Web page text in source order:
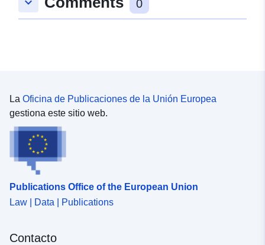
0
La Oficina de Publicaciones de la Unión Europea
gestiona este sitio web.
Publications Office of the European Union
Law | Data | Publications
Contacto